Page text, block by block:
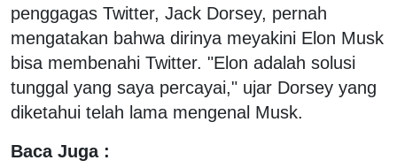
penggagas Twitter, Jack Dorsey, pernah
mengatakan bahwa dirinya meyakini Elon Musk
bisa membenahi Twitter. "Elon adalah solusi
tunggal yang saya percayai," ujar Dorsey yang
diketahui telah lama mengenal Musk.
Baca Juga :